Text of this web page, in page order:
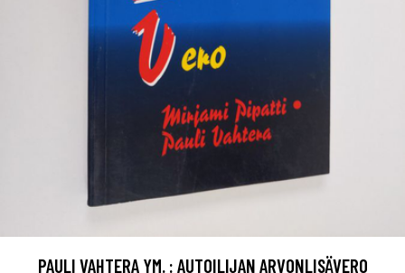
PAULI VAHTERA YM. : AUTOILIJAN ARVONLISÄVERO